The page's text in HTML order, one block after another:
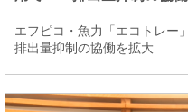
エフピコ・魚力「エコトレー
排出量抑制の協働を拡大